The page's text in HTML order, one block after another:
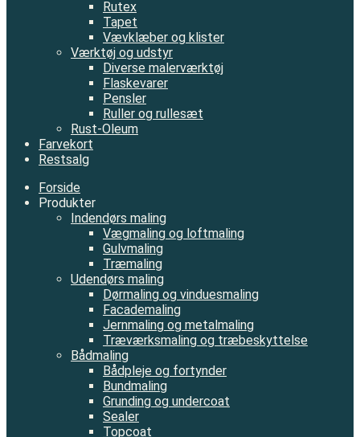
Rutex
Tapet
Vævklæber og klister
Værktøj og udstyr
Diverse malerværktøj
Flaskevarer
Pensler
Ruller og rullesæt
Rust-Oleum
Farvekort
Restsalg
Forside
Produkter
Indendørs maling
Vægmaling og loftmaling
Gulvmaling
Træmaling
Udendørs maling
Dørmaling og vinduesmaling
Facademaling
Jernmaling og metalmaling
Træværksmaling og træbeskyttelse
Bådmaling
Bådpleje og fortynder
Bundmaling
Grunding og undercoat
Sealer
Topcoat